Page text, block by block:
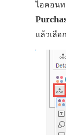
ไอคอน
แล้วเลือ